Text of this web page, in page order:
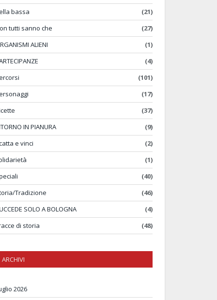
bassa
(21)
tutti sanno che
(27)
ALIENI
(1)
(4)
(101)
(17)
(37)
IN PIANURA
(9)
e vinci
(2)
(1)
(40)
Tradizione
(46)
SOLO A BOLOGNA
(4)
di storia
(48)
ARCHIVI
2026